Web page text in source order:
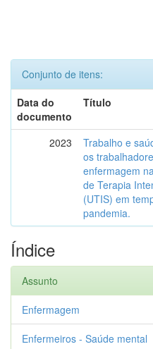
Conjunto de itens:
Data do
documento
Título
2023
Trabalho e
os
enfermagem
de Terapia
(UTIS) em
pandemia.
Índice
Assunto
Enfermagem
Enfermeiros - Saúde mental